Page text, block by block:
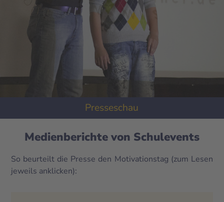
Presseschau
Medienberichte von Schulevents
So beurteilt die Presse den Motivationstag (zum Lesen
jeweils anklicken):